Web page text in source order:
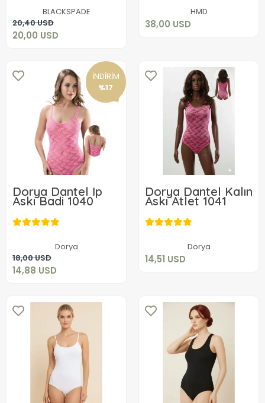
BLACKSPADE
20,40 USD
20,00 USD
Sepete Ekle HMD
38,00 USD
İNDİRİM
%17
Dorya Dantel İp
Askı Badi 1040
Dorya
18,00 USD
14,88 USD
14,88 USD
Sepete Ekle
Dorya Dantel Kalın
Askı Atlet 1041
Dorya
14,51 USD
14,51 USD